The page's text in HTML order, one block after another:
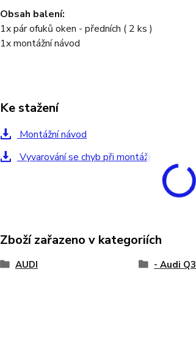
Obsah balení:
1x pár ofuků oken - předních ( 2 ks )
1x montážní návod
Ke stažení
Montážní návod
Vyvarování se chyb při montáži
Zboží zařazeno v kategoriích
AUDI - Audi Q3